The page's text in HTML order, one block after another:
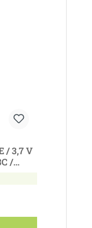
/ 3,7 V
/